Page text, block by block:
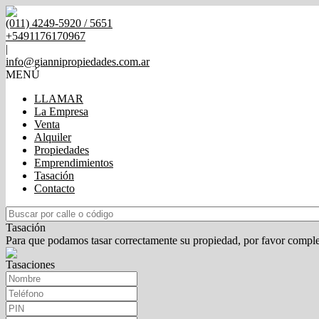
(011) 4249-5920 / 5651
+5491176170967
|
info@giannipropiedades.com.ar
MENÚ
LLAMAR
La Empresa
Venta
Alquiler
Propiedades
Emprendimientos
Tasación
Contacto
Tasación
Para que podamos tasar correctamente su propiedad, por favor
Tasaciones